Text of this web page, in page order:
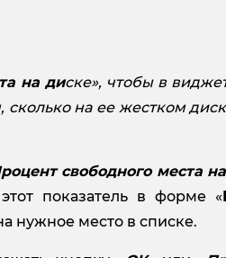
на диске», чтобы в
на ее жестком
свободного места
показатель в форме «
нужное место в списке.